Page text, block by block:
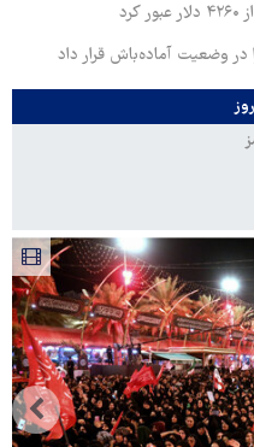
در وضعیت آماده‌باش قرار داد